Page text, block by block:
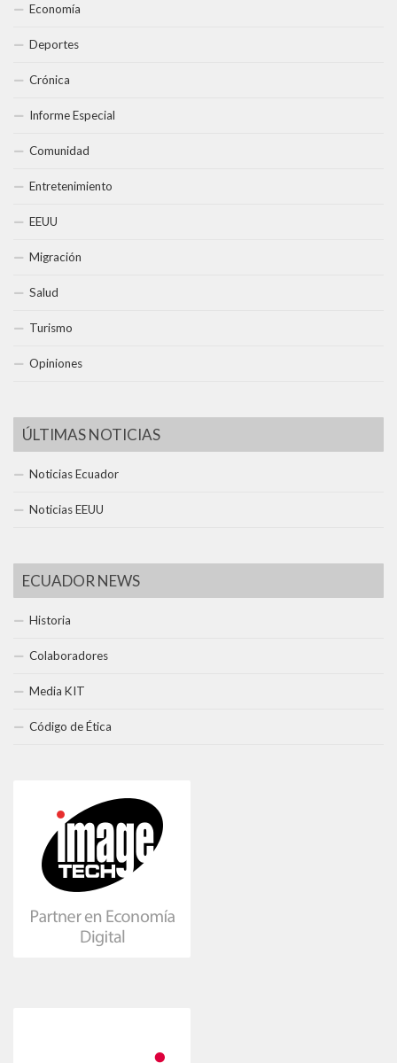
Economía
Deportes
Crónica
Informe Especial
Comunidad
Entretenimiento
EEUU
Migración
Salud
Turismo
Opiniones
ÚLTIMAS NOTICIAS
Noticias Ecuador
Noticias EEUU
ECUADOR NEWS
Historia
Colaboradores
Media KIT
Código de Ética